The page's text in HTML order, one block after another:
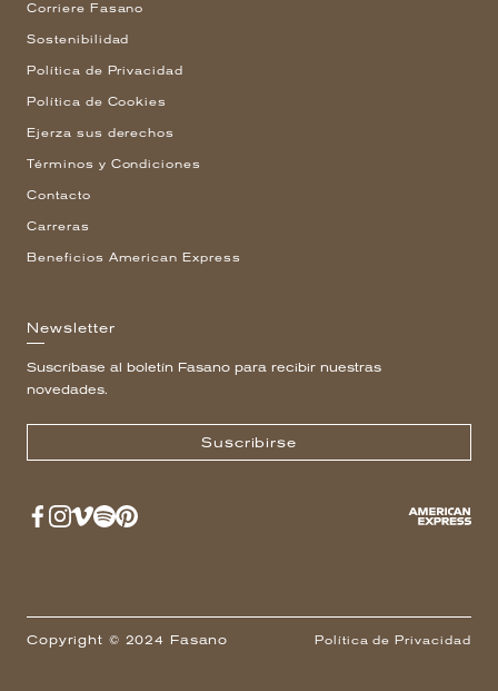
Corriere Fasano
Sostenibilidad
Política de Privacidad
Política de Cookies
Ejerza sus derechos
Términos y Condiciones
Contacto
Carreras
Beneficios American Express
Newsletter
Suscríbase al boletín Fasano para recibir nuestras
novedades.
Suscribirse
Copyright © 2024 Fasano Política de Privacidad